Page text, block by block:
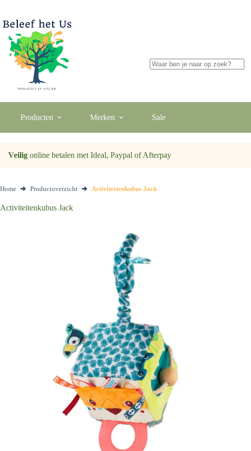
de
inhoud
Producten Merken Sale
Veilig online betalen met Ideal, Paypal of Afterpay
Home Productoverzicht Activiteitenkubus Jack
Activiteitenkubus Jack